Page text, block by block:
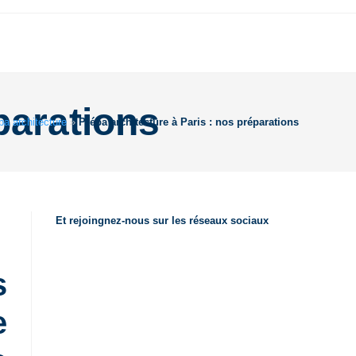
architecture »Prépa architecture à Paris : nos préparations
Et rejoingnez-nous sur les réseaux sociaux